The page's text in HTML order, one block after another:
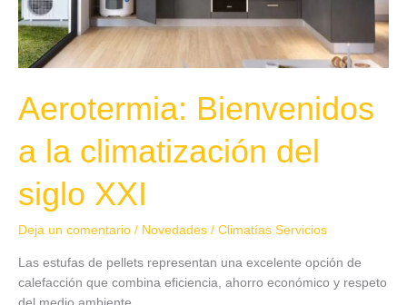
Aerotermia: Bienvenidos
a la climatización del
siglo XXI
Deja un comentario / Novedades / Climatías Servicios
Las estufas de pellets representan una excelente opción de
calefacción que combina eficiencia, ahorro económico y respeto
XXI